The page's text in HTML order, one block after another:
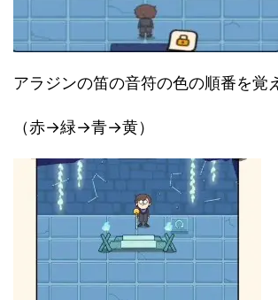
アラジンの笛の音符の色の順番を覚
（赤→緑→青→黄）